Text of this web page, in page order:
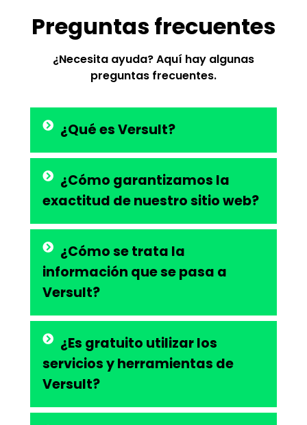
Preguntas frecuentes
¿Necesita ayuda? Aquí hay algunas
preguntas frecuentes.
¿Qué es Versult?
¿Cómo garantizamos la
exactitud de nuestro sitio web?
¿Cómo se trata la
información que se pasa a
Versult?
¿Es gratuito utilizar los
servicios y herramientas de
Versult?